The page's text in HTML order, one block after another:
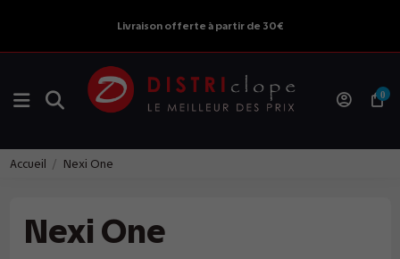
Livraison offerte à partir de 30€
0
Accueil Nexi One
Nexi One